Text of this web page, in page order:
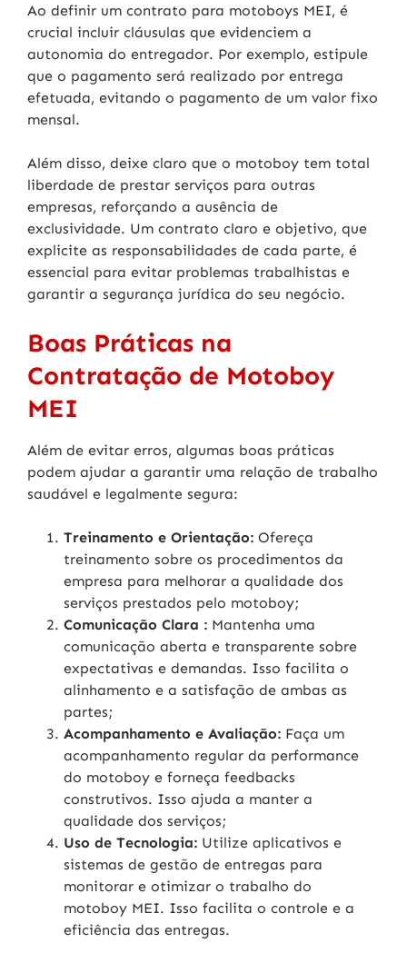
Ao definir um contrato para motoboys MEI, é
crucial incluir cláusulas que evidenciem a
autonomia do entregador. Por exemplo, estipule
que o pagamento será realizado por entrega
efetuada, evitando o pagamento de um valor fixo
mensal.
Além disso, deixe claro que o motoboy tem total
liberdade de prestar serviços para outras
empresas, reforçando a ausência de
exclusividade. Um contrato claro e objetivo, que
explicite as responsabilidades de cada parte, é
essencial para evitar problemas trabalhistas e
garantir a segurança jurídica do seu negócio.
Boas Práticas na
Contratação de Motoboy
MEI
Além de evitar erros, algumas boas práticas
podem ajudar a garantir uma relação de trabalho
saudável e legalmente segura:
Treinamento e Orientação: Ofereça
treinamento sobre os procedimentos da
empresa para melhorar a qualidade dos
serviços prestados pelo motoboy;
Comunicação Clara : Mantenha uma
comunicação aberta e transparente sobre
expectativas e demandas. Isso facilita o
alinhamento e a satisfação de ambas as
partes;
Acompanhamento e Avaliação: Faça um
acompanhamento regular da performance
do motoboy e forneça feedbacks
construtivos. Isso ajuda a manter a
qualidade dos serviços;
Uso de Tecnologia: Utilize aplicativos e
sistemas de gestão de entregas para
monitorar e otimizar o trabalho do
motoboy MEI. Isso facilita o controle e a
eficiência das entregas.